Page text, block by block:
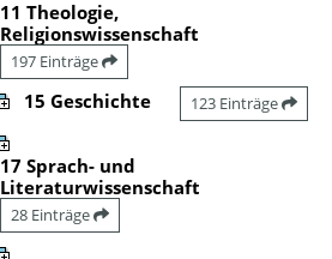
11 Theologie,
Religionswissenschaft
197 Einträge
15 Geschichte 123 Einträge
17 Sprach- und
Literaturwissenschaft
28 Einträge